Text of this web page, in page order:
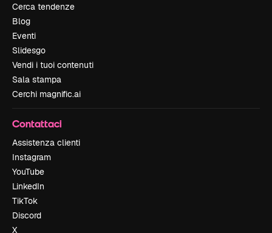
Cerca tendenze
Blog
Eventi
Slidesgo
Vendi i tuoi contenuti
Sala stampa
Cerchi magnific.ai
Contattaci
Assistenza clienti
Instagram
YouTube
LinkedIn
TikTok
Discord
X